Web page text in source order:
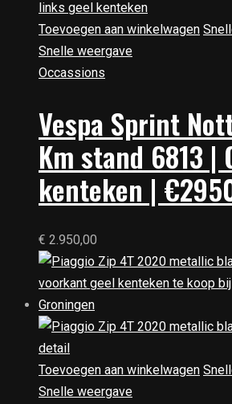
Toevoegen aan winkelwagen
Snelle weergave
Occassions
Vespa Sprint
Km stand 6813 |
kenteken |
€ 2.950,00
Toevoegen aan winkelwagen
Snelle weergave